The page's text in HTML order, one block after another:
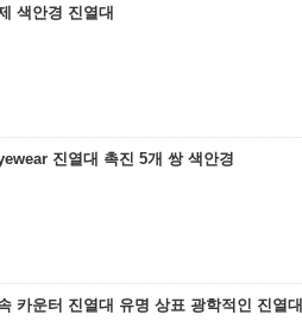
색안경 진열대
진열대 촉진 5개 쌍 색안경
카운터 진열대 유명 상표 광학적인 진열대